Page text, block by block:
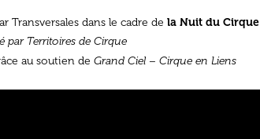
Transversales dans le cadre de la Nuit du Cirque
par Territoires de Cirque
au soutien de Grand Ciel – Cirque en Liens